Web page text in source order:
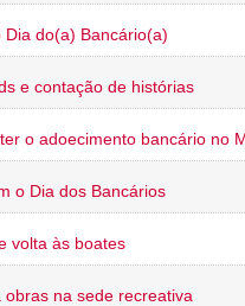
Dia do(a) Bancário(a)
e contação de histórias
o adoecimento bancário no
o Dia dos Bancários
volta às boates
na sede recreativa